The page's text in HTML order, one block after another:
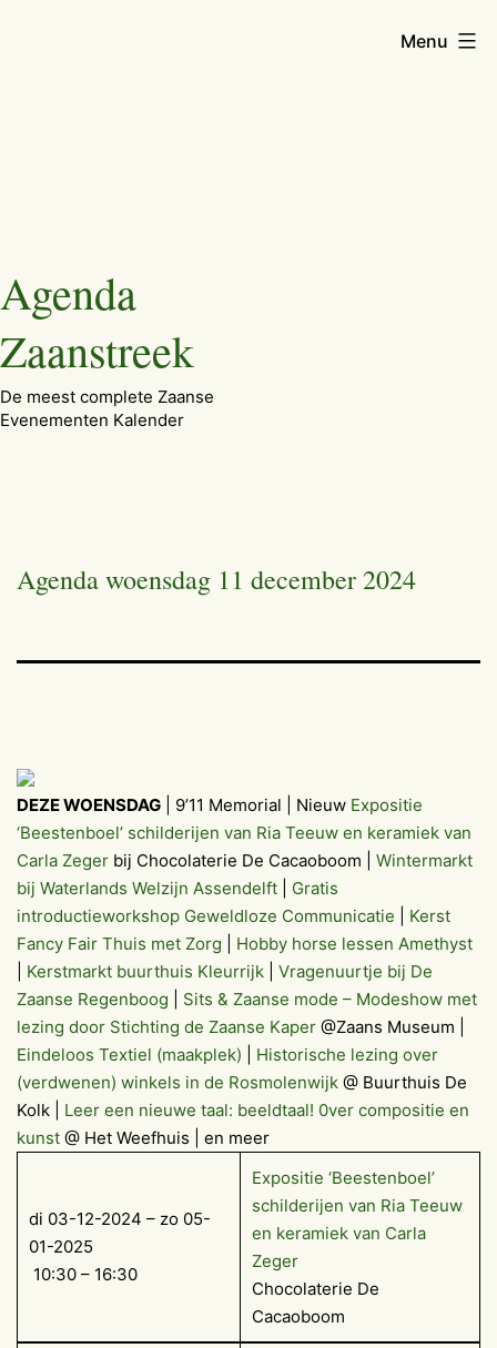
naar
de
inhoud
Agenda
Zaanstreek
De meest complete Zaanse
Evenementen Kalender
Menu
Agenda woensdag 11 december 2024
DEZE WOENSDAG | 9’11 Memorial | Nieuw Expositie
‘Beestenboel’ schilderijen van Ria Teeuw en keramiek van
Carla Zeger bij Chocolaterie De Cacaoboom | Wintermarkt
bij Waterlands Welzijn Assendelft
Gratis
introductieworkshop Geweldloze Communicatie
Kerst
Fancy Fair Thuis met Zorg
Hobby horse lessen Amethyst
Kerstmarkt buurthuis Kleurrijk
Vragenuurtje bij De
Zaanse Regenboog
Sits & Zaanse mode – Modeshow met
lezing door Stichting de Zaanse Kaper @Zaans Museum |
Eindeloos Textiel (maakplek)
Historische lezing over
(verdwenen) winkels in de Rosmolenwijk @ Buurthuis De
Kolk | Leer een nieuwe taal: beeldtaal! 0ver compositie en
kunst @ Het Weefhuis | en meer
di 03-12-2024 – zo 05-
01-2025
10:30 – 16:30
Expositie ‘Beestenboel’
schilderijen van Ria Teeuw
en keramiek van Carla
Zeger
Chocolaterie De
Cacaoboom